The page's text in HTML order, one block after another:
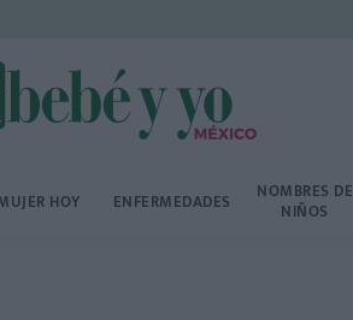
HOY ENFERMEDADES NOMBRES DE
NIÑOS